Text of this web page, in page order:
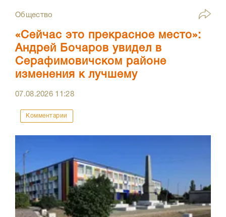
Общество
«Сейчас это прекрасное место»:
Андрей Бочаров увидел в
Серафимовичском районе
изменения к лучшему
07.08.2026 11:28
Комментарии